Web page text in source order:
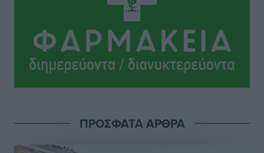
Σι Τζέι Χάρις: «Να πανηγυρίσουμε πολλές νίκες μαζί»
Αθλητικά • πριν 17 ώρες
Ροδήλιος: Ο απολογισμός από το Πανελλήνιο
Πρωτάθλημα Πίστας
Αθλητικά• πριν 17 ώρες
ΠΡΟΣΦΑΤΑ ΑΡΘΡΑ